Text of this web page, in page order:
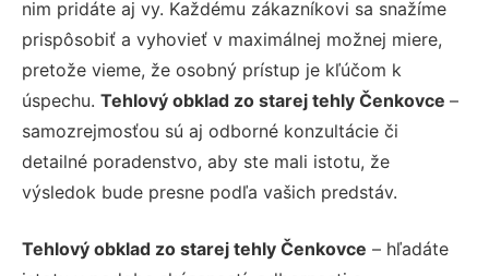
nim pridáte aj vy. Každému zákazníkovi sa snažíme
prispôsobiť a vyhovieť v maximálnej možnej miere,
pretože vieme, že osobný prístup je kľúčom k
úspechu. Tehlový obklad zo starej tehly Čenkovce –
samozrejmosťou sú aj odborné konzultácie či
detailné poradenstvo, aby ste mali istotu, že
výsledok bude presne podľa vašich predstáv.
Tehlový obklad zo starej tehly Čenkovce – hľadáte